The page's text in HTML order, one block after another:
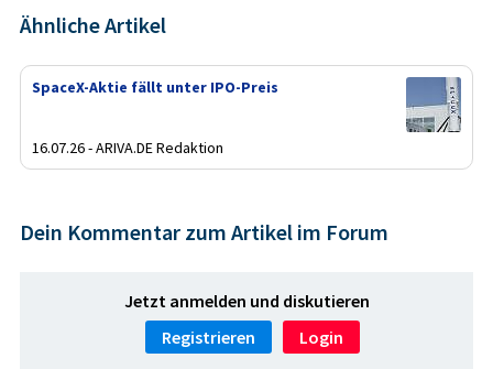
Ähnliche Artikel
SpaceX-Aktie fällt unter IPO-Preis
16.07.26 - ARIVA.DE Redaktion
Dein Kommentar zum Artikel im Forum
Jetzt anmelden und diskutieren
Registrieren
Login